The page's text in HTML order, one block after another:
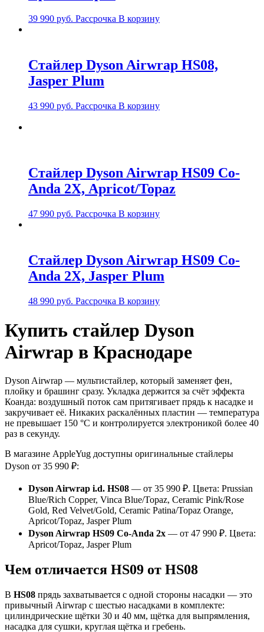
39 990 руб. Рассрочка В корзину
Стайлер Dyson Airwrap HS08,
Jasper Plum
43 990 руб. Рассрочка В корзину
Стайлер Dyson Airwrap HS09 Co-
Anda 2Х, Apricot/Topaz
47 990 руб. Рассрочка В корзину
Стайлер Dyson Airwrap HS09 Co-
Anda 2Х, Jasper Plum
48 990 руб. Рассрочка В корзину
Купить стайлер Dyson
Airwrap в Краснодаре
Dyson Airwrap — мультистайлер, который заменяет фен,
плойку и брашинг сразу. Укладка держится за счёт эффекта
Коанда: воздушный поток сам притягивает прядь к насадке и
закручивает её. Никаких раскалённых пластин — температура
не превышает 150 °C и контролируется электроникой более 40
раз в секунду.
В магазине AppleYug доступны оригинальные стайлеры
Dyson от 35 990 ₽:
Dyson Airwrap i.d. HS08 — от 35 990 ₽. Цвета: Prussian
Blue/Rich Copper, Vinca Blue/Topaz, Ceramic Pink/Rose
Gold, Red Velvet/Gold, Ceramic Patina/Topaz Orange,
Apricot/Topaz, Jasper Plum
Dyson Airwrap HS09 Co-Anda 2x — от 47 990 ₽. Цвета:
Apricot/Topaz, Jasper Plum
Чем отличается HS09 от HS08
В HS08 прядь захватывается с одной стороны насадки — это
привычный Airwrap с шестью насадками в комплекте:
цилиндрические щётки 30 и 40 мм, щётка для выпрямления,
насадка для сушки, круглая щётка и гребень.